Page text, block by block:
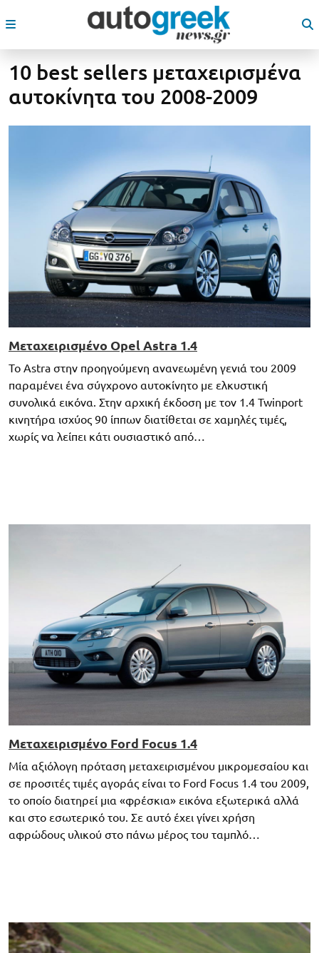
10 best sellers μεταχειρισμένα
αυτοκίνητα του 2008-2009
Μεταχειρισμένο Opel Astra 1.4
Το Astra στην προηγούμενη ανανεωμένη γενιά του 2009
παραμένει ένα σύγχρονο αυτοκίνητο με ελκυστική
συνολικά εικόνα. Στην αρχική έκδοση με τον 1.4 Twinport
κινητήρα ισχύος 90 ίππων διατίθεται σε χαμηλές τιμές,
χωρίς να λείπει κάτι ουσιαστικό από…
Μεταχειρισμένο Ford Focus 1.4
Μία αξιόλογη πρόταση μεταχειρισμένου μικρομεσαίου και
σε προσιτές τιμές αγοράς είναι το Ford Focus 1.4 του 2009,
το οποίο διατηρεί μια «φρέσκια» εικόνα εξωτερικά αλλά
και στο εσωτερικό του. Σε αυτό έχει γίνει χρήση
αφρώδους υλικού στο πάνω μέρος του ταμπλό…